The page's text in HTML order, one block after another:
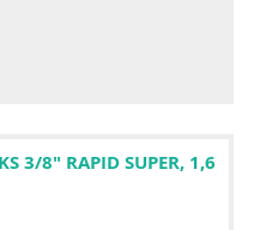
3/8" RAPID SUPER, 1,6